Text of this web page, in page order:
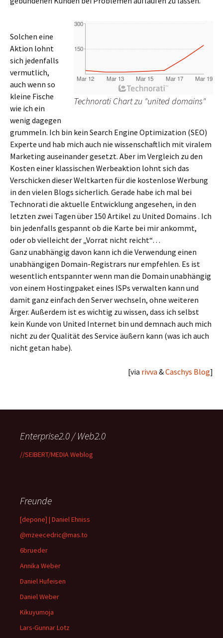
Technorati Chart zu "united domains"
Solchen eine
Aktion lohnt
sich jedenfalls
vermutlich,
auch wenn so
kleine Fische
wie ich ein
wenig dagegen
grummeln. Ich bin kein Search Engine Optimization (SEO)
Experte und hab mich auch nie wissenschaftlich mit viralem
Marketing auseinander gesetzt. Aber im Vergleich zu den
Kosten einer klassischen Werbeaktion lohnt sich das
Verschicken dieser Weltkarten für die kostenlose Werbung
in den vielen Blogs sicherlich. Gerade habe ich mal bei
Technorati die aktuelle Entwicklung angesehen, in den
letzten zwei Tagen über 150 Artikel zu United Domains . Ich
bin jedenfalls gespannt ob die Karte bei mir ankommt,
oder ob vielleicht der „Vorrat nicht reicht“…
Ganz unabhängig davon kann ich die Verwendung einen
unabhängigen Domain-Registrars nur empfehlen. Es ist
wesentlich entspannter wenn man die Domain unabhängig
von einem Hostingpaket eines ISPs verwalten kann und
damit ganz einfach den Server wechseln, ohne weiteren
Ärger. Außerdem ist es wichtig zu wissen, dass ich selbst
kein Kunde von United Internet bin und demnach auch mich
nicht zu der Qualität des Service äußern kann (was ich auch
nicht getan habe).
[via rivva &Caschys Blog]
Enterprise2.0 / Web2.0
//SEIBERT/MEDIA Weblog
Freunde
[depone] | Daniel Ehniss
@mzeecedric@mas.to
6brueder
Annika Weber
Daniel Hufeisen
Daniel Weber
Kikuyumoja
Lars-Gunnar Lotz